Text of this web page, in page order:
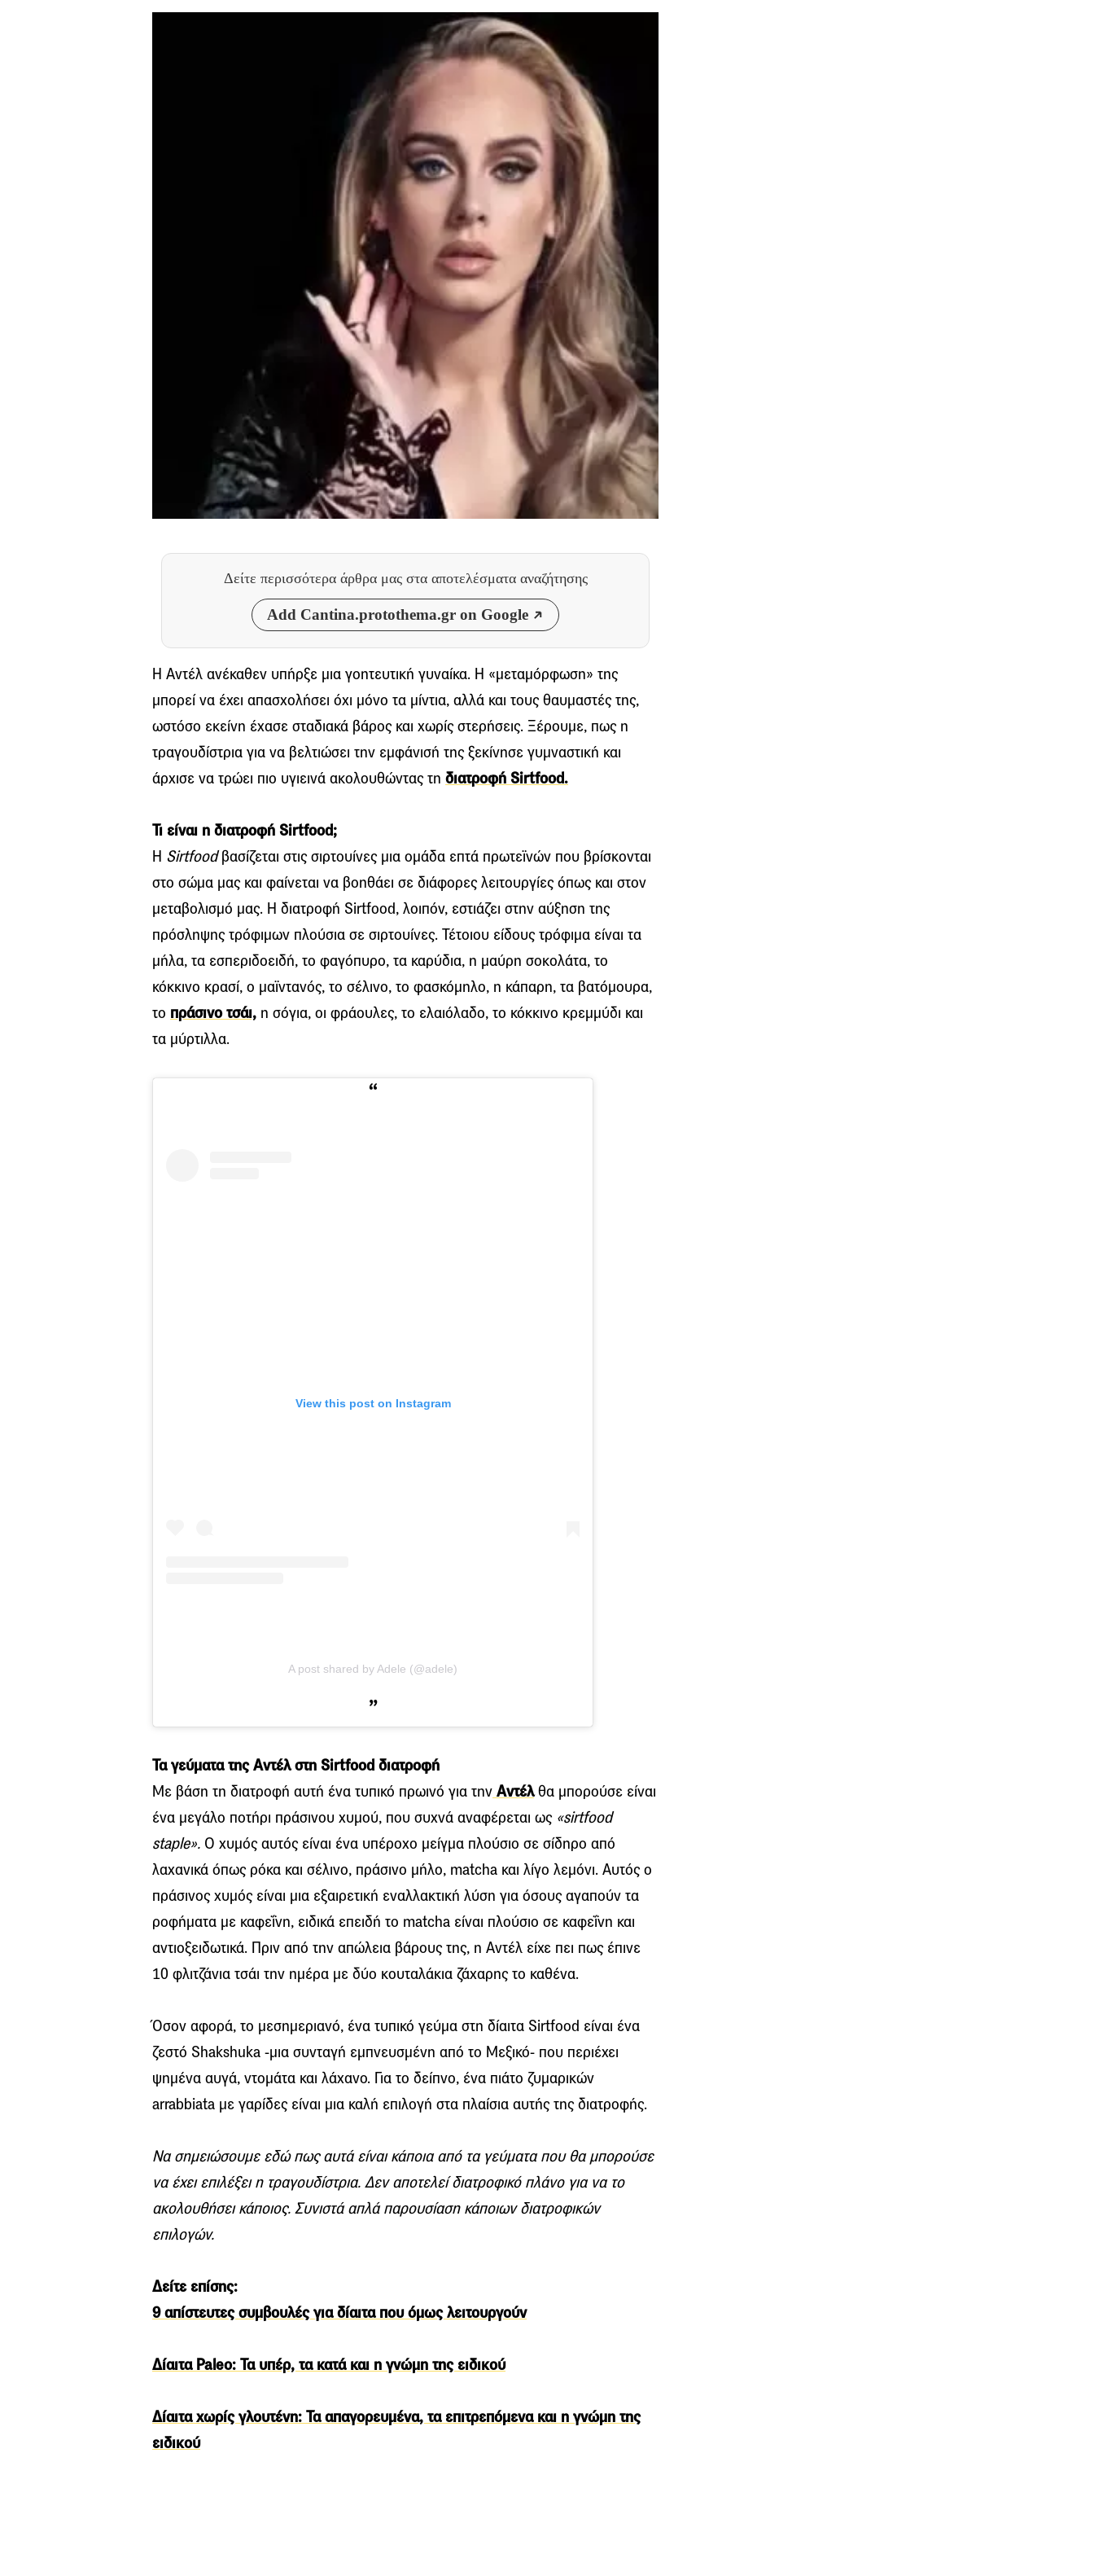
Δείτε περισσότερα άρθρα μας στα αποτελέσματα αναζήτησης
Add Cantina.protothema.gr on Google
Η Αντέλ ανέκαθεν υπήρξε μια γοητευτική γυναίκα. Η «μεταμόρφωση» της
μπορεί να έχει απασχολήσει όχι μόνο τα μίντια, αλλά και τους θαυμαστές της,
ωστόσο εκείνη έχασε σταδιακά βάρος και χωρίς στερήσεις. Ξέρουμε, πως η
τραγουδίστρια για να βελτιώσει την εμφάνισή της ξεκίνησε γυμναστική και
άρχισε να τρώει πιο υγιεινά ακολουθώντας τη διατροφή Sirtfood.
Τι είναι η διατροφή Sirtfood;
Η Sirtfoodβασίζεται στις σιρτουίνες μια ομάδα επτά πρωτεϊνών που βρίσκονται
στο σώμα μας και φαίνεται να βοηθάει σε διάφορες λειτουργίες όπως και στον
μεταβολισμό μας. Η διατροφή Sirtfood, λοιπόν, εστιάζει στην αύξηση της
πρόσληψης τρόφιμων πλούσια σε σιρτουίνες. Τέτοιου είδους τρόφιμα είναι τα
μήλα, τα εσπεριδοειδή, το φαγόπυρο, τα καρύδια, η μαύρη σοκολάτα, το
κόκκινο κρασί, ο μαϊντανός, το σέλινο, το φασκόμηλο, η κάπαρη, τα βατόμουρα,
το πράσινο τσάι, η σόγια, οι φράουλες, το ελαιόλαδο, το κόκκινο κρεμμύδι και
τα μύρτιλλα.
View this post on Instagram
A post shared by Adele (@adele)
Τα γεύματα της Αντέλ στη Sirtfood διατροφή
Με βάση τη διατροφή αυτή ένα τυπικό πρωινό για την Αντέλθα μπορούσε είναι
ένα μεγάλο ποτήρι πράσινου χυμού, που συχνά αναφέρεται ως «sirtfood
staple». Ο χυμός αυτός είναι ένα υπέροχο μείγμα πλούσιο σε σίδηρο από
λαχανικά όπως ρόκα και σέλινο, πράσινο μήλο, matcha και λίγο λεμόνι. Αυτός ο
πράσινος χυμός είναι μια εξαιρετική εναλλακτική λύση για όσους αγαπούν τα
ροφήματα με καφεΐνη, ειδικά επειδή το matcha είναι πλούσιο σε καφεΐνη και
αντιοξειδωτικά. Πριν από την απώλεια βάρους της, η Αντέλ είχε πει πως έπινε
10 φλιτζάνια τσάι την ημέρα με δύο κουταλάκια ζάχαρης το καθένα.
Όσον αφορά, το μεσημεριανό, ένα τυπικό γεύμα στη δίαιτα Sirtfood είναι ένα
ζεστό Shakshuka -μια συνταγή εμπνευσμένη από το Μεξικό- που περιέχει
ψημένα αυγά, ντομάτα και λάχανο. Για το δείπνο, ένα πιάτο ζυμαρικών
arrabbiata με γαρίδες είναι μια καλή επιλογή στα πλαίσια αυτής της διατροφής.
Να σημειώσουμε εδώ πως αυτά είναι κάποια από τα γεύματα που θα μπορούσε
να έχει επιλέξει η τραγουδίστρια. Δεν αποτελεί διατροφικό πλάνο για να το
ακολουθήσει κάποιος. Συνιστά απλά παρουσίαση κάποιων διατροφικών
επιλογών.
Δείτε επίσης:
9 απίστευτες συμβουλές για δίαιτα που όμως λειτουργούν
Δίαιτα Paleo: Τα υπέρ, τα κατά και η γνώμη της ειδικού
Δίαιτα χωρίς γλουτένη: Τα απαγορευμένα, τα επιτρεπόμενα και η γνώμη της
ειδικού